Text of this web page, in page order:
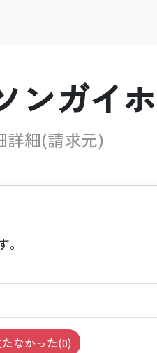
ンガイ
詳細(請求元)
なかった(0)